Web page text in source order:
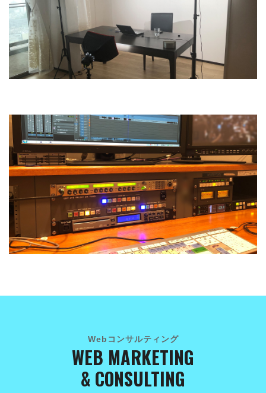
Webコンサルティング
WEB MARKETING
& CONSULTING